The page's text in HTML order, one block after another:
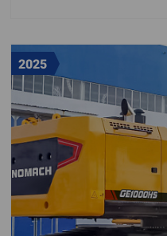
2025